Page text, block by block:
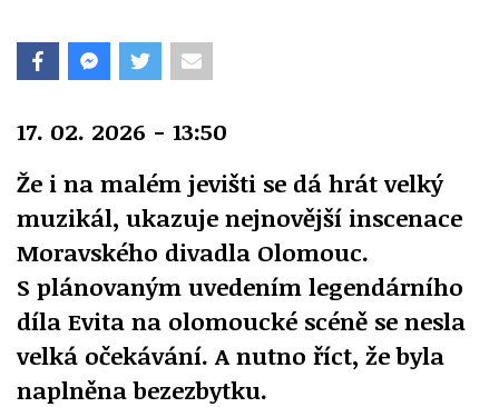
17. 02. 2026 - 13:50
Že i na malém jevišti se dá hrát velký
muzikál, ukazuje nejnovější inscenace
Moravského divadla Olomouc.
S plánovaným uvedením legendárního
díla Evita na olomoucké scéně se nesla
velká očekávání. A nutno říct, že byla
naplněna bezezbytku.